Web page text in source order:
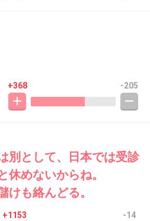
+368 -205
別として、日本では受診
休めないからね。
けも絡んどる。
+1153 -14